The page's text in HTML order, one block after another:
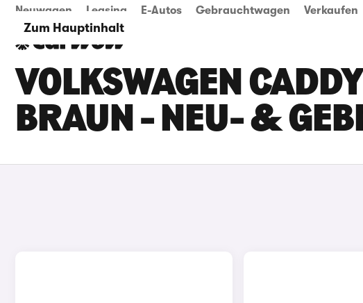
Zum Hauptinhalt
Neuwagen Leasing E-Autos Gebrauchtwagen Verkaufen
VOLKSWAGEN
BRAUN - NEU- &